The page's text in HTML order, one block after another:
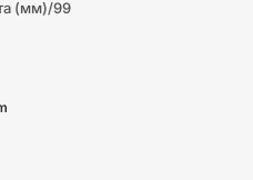
(мм) 99